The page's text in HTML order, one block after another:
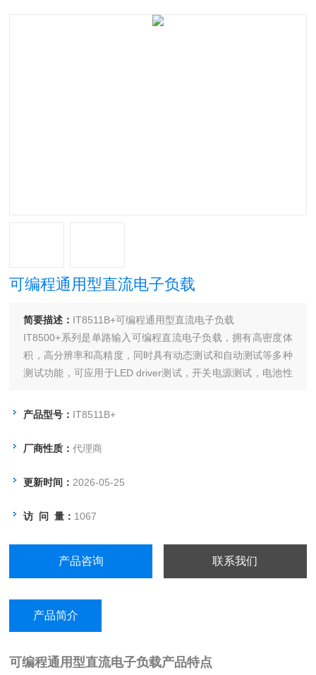
可编程通用型直流电子负载
简要描述： IT8511B+可编程通用型直流电子负载
IT8500+系列是单路输入可编程直流电子负载，拥有高密度体
积，高分辨率和高精度，同时具有动态测试和自动测试等多种
测试功能，可应用于LED driver测试，开关电源测试，电池性
便组建智能化测试平台应用于多个行业。
产品型号： IT8511B+
厂商性质：代理商
更新时间：2026-05-25
访 问 量： 1067
产品咨询 联系我们
产品简介
可编程通用型直流电子负载产品特点